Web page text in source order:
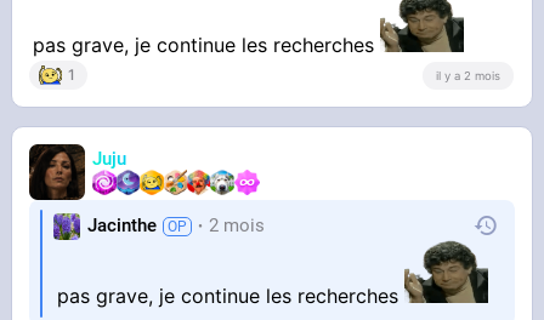
pas grave, je continue les recherches
1 il y a 2 mois
Juju
Jacinthe 2 mois
pas grave, je continue les recherches